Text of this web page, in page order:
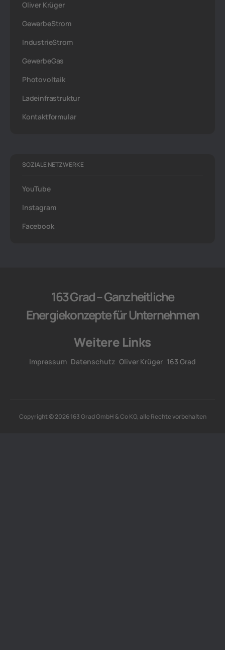
Oliver Krüger
GewerbeStrom
IndustrieStrom
GewerbeGas
Photovoltaik
Ladeinfrastruktur
Kontaktformular
SOZIALE NETZWERKE
YouTube
Instagram
Facebook
163 Grad – Ganzheitliche
Energiekonzepte für Unternehmen
Weitere Links
Impressum Datenschutz Oliver Krüger 163 Grad
Copyright © 2026 163 Grad GmbH & Co KG, alle Rechte vorbehalten